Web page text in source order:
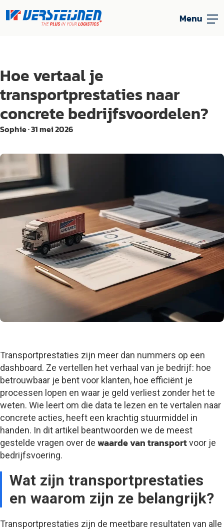
Menu
Hoe vertaal je
transportprestaties naar
concrete bedrijfsvoordelen?
Sophie·31 mei 2026
Transportprestaties zijn meer dan nummers op een
dashboard. Ze vertellen het verhaal van je bedrijf: hoe
betrouwbaar je bent voor klanten, hoe efficiënt je
processen lopen en waar je geld verliest zonder het te
weten. Wie leert om die data te lezen en te vertalen naar
concrete acties, heeft een krachtig stuurmiddel in
handen. In dit artikel beantwoorden we de meest
gestelde vragen over de waarde van transportvoor je
bedrijfsvoering.
Wat zijn transportprestaties
en waarom zijn ze belangrijk?
Transportprestaties zijn de meetbare resultaten van alle